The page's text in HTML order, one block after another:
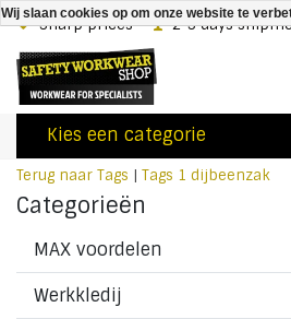
Sharp prices 2-3 days
Kies een categorie
Terug naar Tags | Tags 1 dijbeenzak
Categorieën
MAX voordelen
Werkkledij
Wij slaan cookies op om onze website te